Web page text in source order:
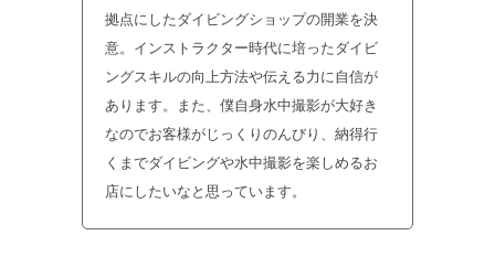
拠点にしたダイビングショップの開業を決
意。インストラクター時代に培ったダイビ
ングスキルの向上方法や伝える力に自信が
あります。また、僕自身水中撮影が大好き
なのでお客様がじっくりのんびり、納得行
くまでダイビングや水中撮影を楽しめるお
店にしたいなと思っています。